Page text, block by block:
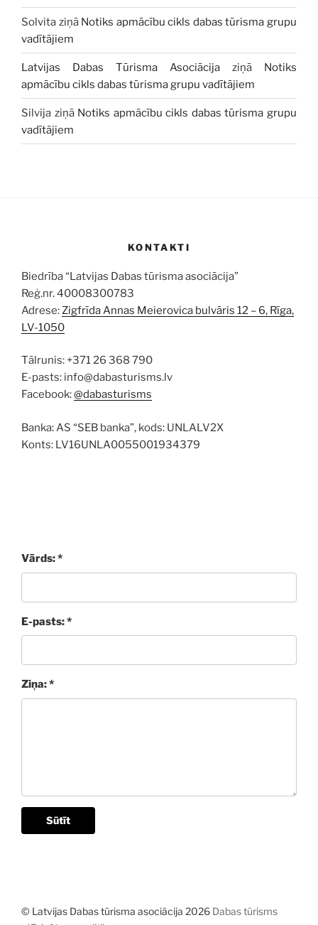
Solvita ziņā Notiks apmācību cikls dabas tūrisma grupu
vadītājiem
Latvijas Dabas Tūrisma Asociācija ziņā Notiks
apmācību cikls dabas tūrisma grupu vadītājiem
Silvija ziņā Notiks apmācību cikls dabas tūrisma grupu
vadītājiem
KONTAKTI
Biedrība “Latvijas Dabas tūrisma asociācija”
Reģ.nr. 40008300783
Adrese:Zigfrīda Annas Meierovica bulvāris 12 – 6, Rīga,
LV-1050
Tālrunis: +371 26 368 790
E-pasts: info@dabasturisms.lv
Facebook:@dabasturisms
Banka: AS “SEB banka”, kods: UNLALV2X
Konts: LV16UNLA0055001934379
Vārds: *
E-pasts: *
Ziņa: *
Sūtīt
© Latvijas Dabas tūrisma asociācija 2026 Dabas tūrisms